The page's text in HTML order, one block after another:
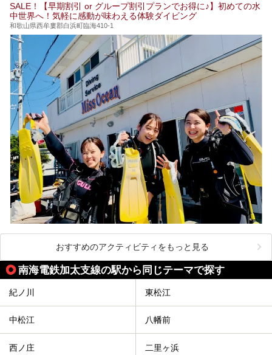
SALE！【早期割引 or グループ割引プランでお得に♪】初めての水
中世界へ！気軽に感動が味わえる体験ダイビング
和歌山県西牟婁郡白浜町臨海410-1
おすすめのアクティビティをもっと見る
南海電鉄加太支線の駅から同じテーマで探す
紀ノ川 東松江
中松江 八幡前
西ノ庄 二里ヶ浜